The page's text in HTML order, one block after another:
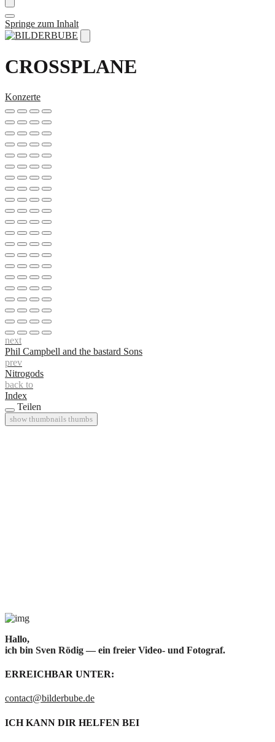
Springe zum Inhalt
CROSSPLANE
Konzerte
next
Phil Campbell and the bastard Sons
prev
Nitrogods
back to
Index
Teilen
show thumbnails thumbs
Hallo,
ich bin Sven Rödig — ein freier Video- und Fotograf.
ERREICHBAR UNTER:
contact@bilderbube.de
ICH KANN DIR HELFEN BEI